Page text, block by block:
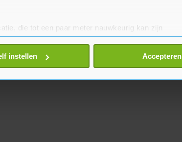
die tot een paar meter nauwkeurig kan zijn
op specifieke eigenschappen (fingerprinting)
en stel uw voorkeuren in het
detailgedeelte
instellen Accepteren